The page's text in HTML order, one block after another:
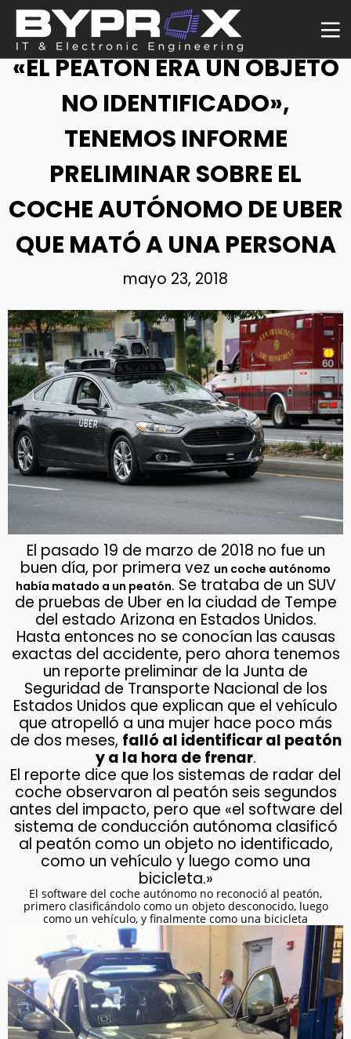
NOTICIA
«EL PEATÓN ERA UN OBJETO
NO IDENTIFICADO»,
TENEMOS INFORME
PRELIMINAR SOBRE EL
COCHE AUTÓNOMO DE UBER
QUE MATÓ A UNA PERSONA
mayo 23, 2018
El pasado 19 de marzo de 2018 no fue un
buen día, por primera vez un coche autónomo
había matado a un peatón. Se trataba de un SUV
de pruebas de Uber en la ciudad de Tempe
del estado Arizona en Estados Unidos.
Hasta entonces no se conocían las causas
exactas del accidente, pero ahora tenemos
un reporte preliminar de la Junta de
Seguridad de Transporte Nacional de los
Estados Unidos que explican que el vehículo
que atropelló a una mujer hace poco más
de dos meses, falló al identificar al peatón
y a la hora de frenar.
El reporte dice que los sistemas de radar del
coche observaron al peatón seis segundos
antes del impacto, pero que «el software del
sistema de conducción autónoma clasificó
al peatón como un objeto no identificado,
como un vehículo y luego como una
bicicleta.»
El software del coche autónomo no reconoció al peatón,
primero clasificándolo como un objeto desconocido, luego
como un vehículo, y finalmente como una bicicleta